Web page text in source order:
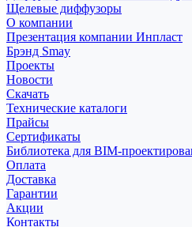
Щелевые диффузоры
О компании
Презентация компании Инпласт
Брэнд Smay
Проекты
Новости
Скачать
Технические каталоги
Прайсы
Сертификаты
Библиотека для BIM-
Оплата
Доставка
Гарантии
Акции
Контакты